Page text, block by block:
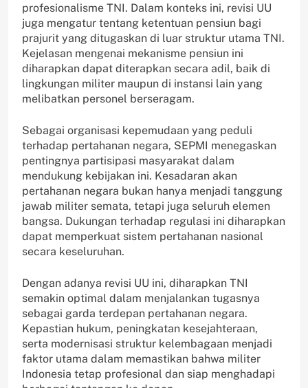
profesionalisme TNI. Dalam konteks ini, revisi UU
juga mengatur tentang ketentuan pensiun bagi
prajurit yang ditugaskan di luar struktur utama TNI.
Kejelasan mengenai mekanisme pensiun ini
diharapkan dapat diterapkan secara adil, baik di
lingkungan militer maupun di instansi lain yang
melibatkan personel berseragam.
Sebagai organisasi kepemudaan yang peduli
terhadap pertahanan negara, SEPMI menegaskan
pentingnya partisipasi masyarakat dalam
mendukung kebijakan ini. Kesadaran akan
pertahanan negara bukan hanya menjadi tanggung
jawab militer semata, tetapi juga seluruh elemen
bangsa. Dukungan terhadap regulasi ini diharapkan
dapat memperkuat sistem pertahanan nasional
secara keseluruhan.
Dengan adanya revisi UU ini, diharapkan TNI
semakin optimal dalam menjalankan tugasnya
sebagai garda terdepan pertahanan negara.
Kepastian hukum, peningkatan kesejahteraan,
serta modernisasi struktur kelembagaan menjadi
faktor utama dalam memastikan bahwa militer
Indonesia tetap profesional dan siap menghadapi